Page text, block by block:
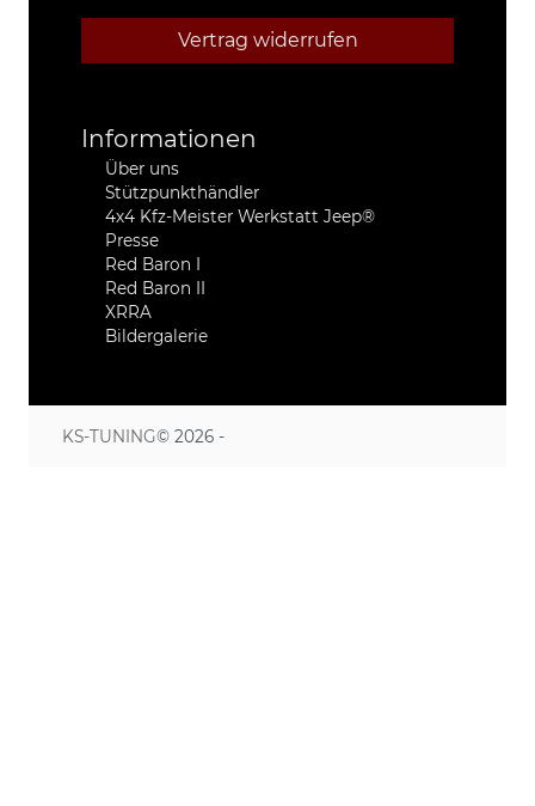
Vertrag widerrufen
Informationen
Über uns
Stützpunkthändler
4x4 Kfz-Meister Werkstatt Jeep®
Presse
Red Baron I
Red Baron II
XRRA
Bildergalerie
© 2026 -
KS-TUNING